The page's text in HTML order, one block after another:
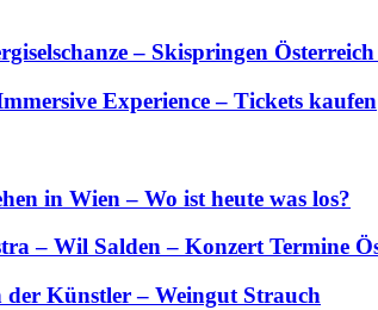
– Skispringen
Experience – Tickets kaufen
in Wien – Wo ist heute was los?
– Wil Salden – Konzert Termine
Künstler – Weingut Strauch